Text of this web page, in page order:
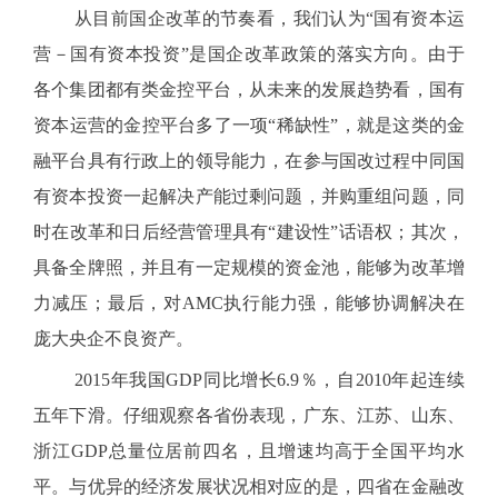
从目前国企改革的节奏看，我们认为“国有资本运
营－国有资本投资”是国企改革政策的落实方向。由于
各个集团都有类金控平台，从未来的发展趋势看，国有
资本运营的金控平台多了一项“稀缺性”，就是这类的金
融平台具有行政上的领导能力，在参与国改过程中同国
有资本投资一起解决产能过剩问题，并购重组问题，同
时在改革和日后经营管理具有“建设性”话语权；其次，
具备全牌照，并且有一定规模的资金池，能够为改革增
力减压；最后，对AMC执行能力强，能够协调解决在
庞大央企不良资产。
2015年我国GDP同比增长6.9％，自2010年起连续
五年下滑。仔细观察各省份表现，广东、江苏、山东、
浙江GDP总量位居前四名，且增速均高于全国平均水
平。与优异的经济发展状况相对应的是，四省在金融改